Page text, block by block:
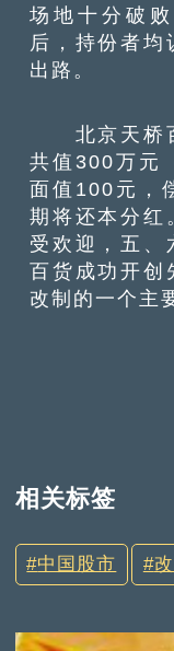
场地十分破
后，持份者均
出路。
北京天桥百
共值300万元
面值100元，
期将还本分红
受欢迎，五、
百货成功开创
改制的一个主
相关标签
中国股市